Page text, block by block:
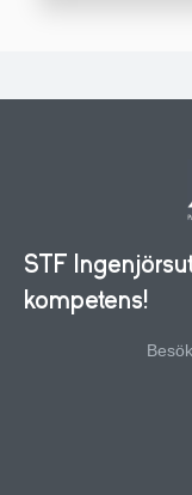
STF
kompetens!